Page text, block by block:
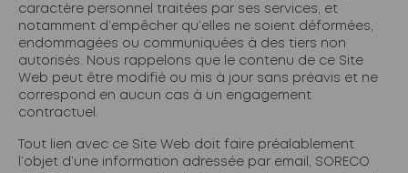
caractère personnel traitées par ses services, et
notamment d’empêcher qu’elles ne soient déformées,
endommagées ou communiquées à des tiers non
autorisés. Nous rappelons que le contenu de ce Site
Web peut être modifié ou mis à jour sans préavis et ne
correspond en aucun cas à un engagement
contractuel.
Tout lien avec ce Site Web doit faire préalablement
l’objet d’une information adressée par email, SORECO